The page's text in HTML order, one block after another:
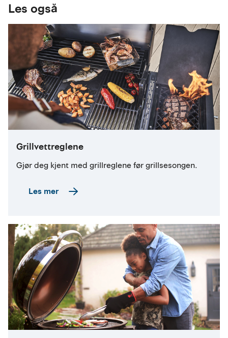
Les også
Grillvettreglene
Gjør deg kjent med grillreglene før grillsesongen.
Les mer